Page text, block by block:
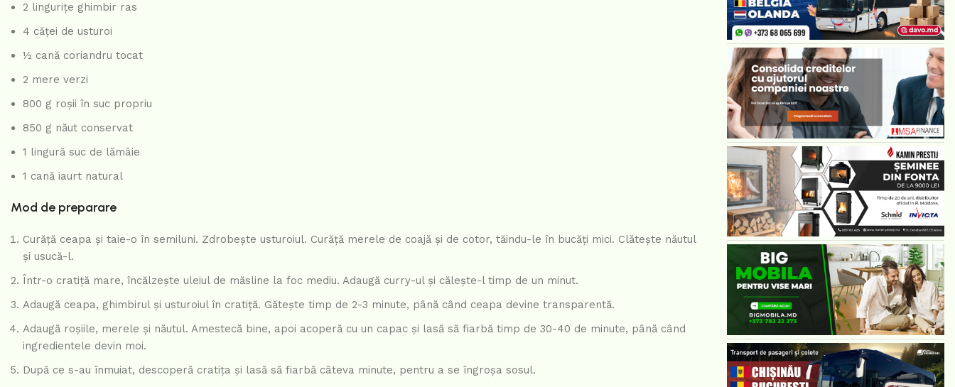
2 lingurițe ghimbir ras
4 căței de usturoi
½ cană coriandru tocat
2 mere verzi
800 g roșii în suc propriu
850 g năut conservat
1 lingură suc de lămâie
1 cană iaurt natural
Mod de preparare
Curăță ceapa și taie-o în semiluni. Zdrobește usturoiul. Curăță merele de coajă și de cotor, tăindu-le în bucăți mici. Clătește năutul
și usucă-l.
Într-o cratiță mare, încălzește uleiul de măsline la foc mediu. Adaugă curry-ul și călește-l timp de un minut.
Adaugă ceapa, ghimbirul și usturoiul în cratiță. Gătește timp de 2-3 minute, până când ceapa devine transparentă.
Adaugă roșiile, merele și năutul. Amestecă bine, apoi acoperă cu un capac și lasă să fiarbă timp de 30-40 de minute, până când
ingredientele devin moi.
După ce s-au înmuiat, descoperă cratița și lasă să fiarbă câteva minute, pentru a se îngroșa sosul.